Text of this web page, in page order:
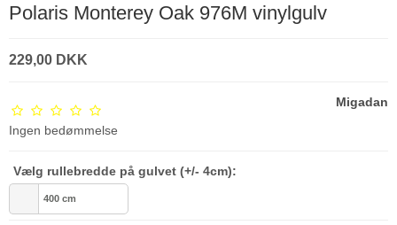
Polaris Monterey Oak 976M vinylgulv
229,00 DKK
Ingen bedømmelse
Migadan
Vælg rullebredde på gulvet (+/- 4cm):
400 cm